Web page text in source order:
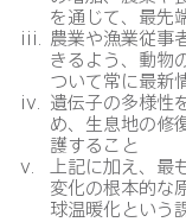
を通じて、最先
農業や漁業従事
きるよう、動物
ついて常に最新
遺伝子の多様性
め、生息地の修
護すること
上記に加え、最
変化の根本的な
球温暖化という